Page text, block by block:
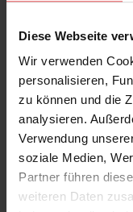
Diese Webseite
Wir verwenden
personalisieren,
zu können und die
analysieren.
Verwendung
soziale Medien,
Partner führen
weiteren Daten